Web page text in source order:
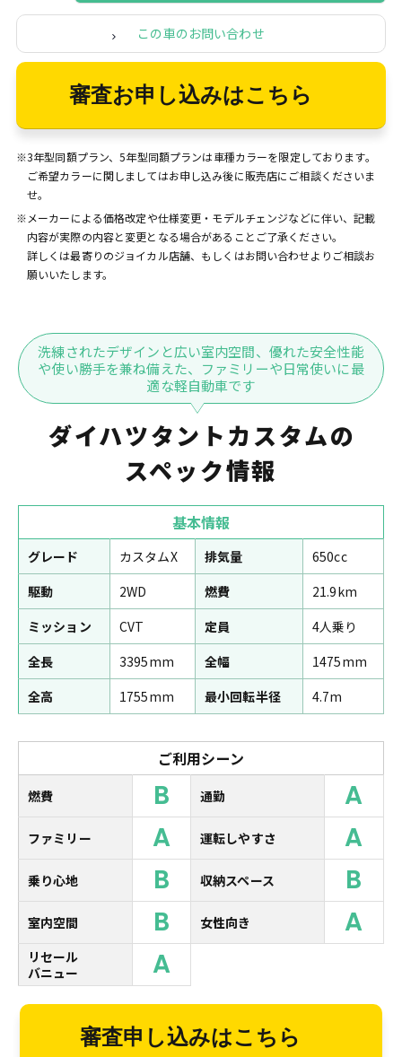
この車のお問い合わせ
審査お申し込みはこちら
※3年型同額プラン、5年型同額プランは車種カラーを限定しております。
ご希望カラーに関しましてはお申し込み後に販売店にご相談くださいま
せ。
※メーカーによる価格改定や仕様変更・モデルチェンジなどに伴い、記載
内容が実際の内容と変更となる場合があることご了承ください。
詳しくは最寄りのジョイカル店舗、もしくはお問い合わせよりご相談お
願いいたします。
洗練されたデザインと広い室内空間、優れた安全性能
や使い勝手を兼ね備えた、ファミリーや日常使いに最
適な軽自動車です
ダイハツタントカスタムの
スペック情報
基本情報
グレード カスタムX 排気量
650cc
駆動
2WD 燃費
21.9km
ミッション
CVT 定員
4人乗り
全長
3395mm 全幅
1475mm
全高
1755mm 最小回転半径 4.7m
ご利用シーン
燃費 B 通勤 A
ファミリー A 運転しやすさ A
乗り心地 B 収納スペース B
室内空間 B 女性向き A
リセール
バニュー
A
審査申し込みはこちら